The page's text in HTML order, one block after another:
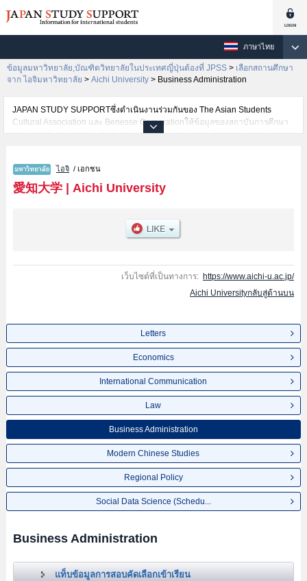
ภาษาไทย
ข้อมูลมหาวิทยาลัย,บัณฑิตวิทยาลัยในประเทศญี่ปุ่นต้องที่ JPSS > เลือกสถานศึกษา
จาก ไอจิมหาวิทยาลัย > Aichi University > Business Administration
JAPAN STUDY SUPPORTซึ่งดำเนินงานร่วมกันของ The Asian Students
Cultural Association และ Benesse Corporationให้ข้อมูลของสถาบันการศึกษา
ระดับมหาวิทยาลัย・บัณฑิตวิทยาลัย・วิทยาลัยระดับอนุปริญญา・วิทยาลัย
เช่นข้อมูลของแต่ละคณะ,ข้อมูลการสอบคัดเลือกเข้าศึกษาเช่นจำนวนคนที่รับ
สมัครหรือจำนวนคนที่ผ่านการสอบคัดเลือกเป็นต้น,แนะนำสถานที่,การเดินทาง
เป็นต้นไว้ด้วยดังนั้นขอเชิญใช้บริการค้นหาข้อมูลตามอัธยาศัย
ไอจิ / เอกชน
愛知大学| Aichi University
เว็บไซต์ที่เป็นทางการ: https://www.aichi-u.ac.jp/
Aichi Universityกลับสู่ด้านบน
Letters
Economics
International Communication
Law
Business Administration
Modern Chinese Studies
Regional Policy
Social Data Science (Schedu...
Business Administration
แท็บข้อมูลการสอบคัดเลือกเข้าเรียน